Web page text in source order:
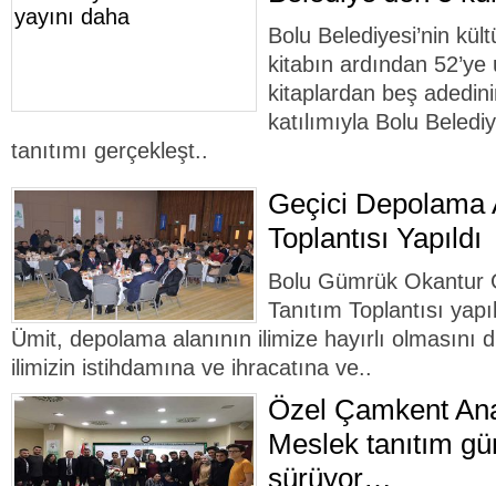
Bolu Belediyesi’nin
kitabın ardından
kitaplardan beş
katılımıyla Bolu
tanıtımı gerçekleşt..
Geçici Depolama
Toplantısı Yapıldı
Bolu Gümrük Okantur
Tanıtım Toplantısı
Ümit, depolama alanının ilimize hayırlı olmasını
ilimizin istihdamına ve ihracatına ve..
Özel Çamkent
Meslek tanıtım
sürüyor…